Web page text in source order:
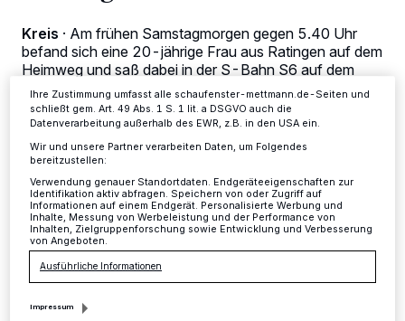
Kreis · Am frühen Samstagmorgen gegen 5.40 Uhr
befand sich eine 20-jährige Frau aus Ratingen auf dem
Heimweg und saß dabei in der S-Bahn S6 auf dem
Weg vom Düsseldorfer Hauptbahnhof nach Ratingen.
20.02.2017 , 12:41 Uhr
ändern oder Ihre Einwilligung zu widerrufen, indem Sie auf den Link
Einstellungen oder Ablehnen am unteren Rand der Webseite klicken.
Ihre Einstellungen gelten innerhalb unseres Website. Weitere
Informationen finden Sie in unserer Datenschutzerklärung.
Ihre Zustimmung umfasst alle schaufenster-mettmann.de-Seiten und
schließt gem. Art. 49 Abs. 1 S. 1 lit. a DSGVO auch die
Datenverarbeitung außerhalb des EWR, z.B. in den USA ein.
Wir und unsere Partner verarbeiten Daten, um Folgendes
bereitzustellen:
Verwendung genauer Standortdaten. Endgeräteeigenschaften zur
Identifikation aktiv abfragen. Speichern von oder Zugriff auf
Informationen auf einem Endgerät. Personalisierte Werbung und
Inhalte, Messung von Werbeleistung und der Performance von
Inhalten, Zielgruppenforschung sowie Entwicklung und Verbesserung
von Angeboten.
Ausführliche Informationen
Impressum